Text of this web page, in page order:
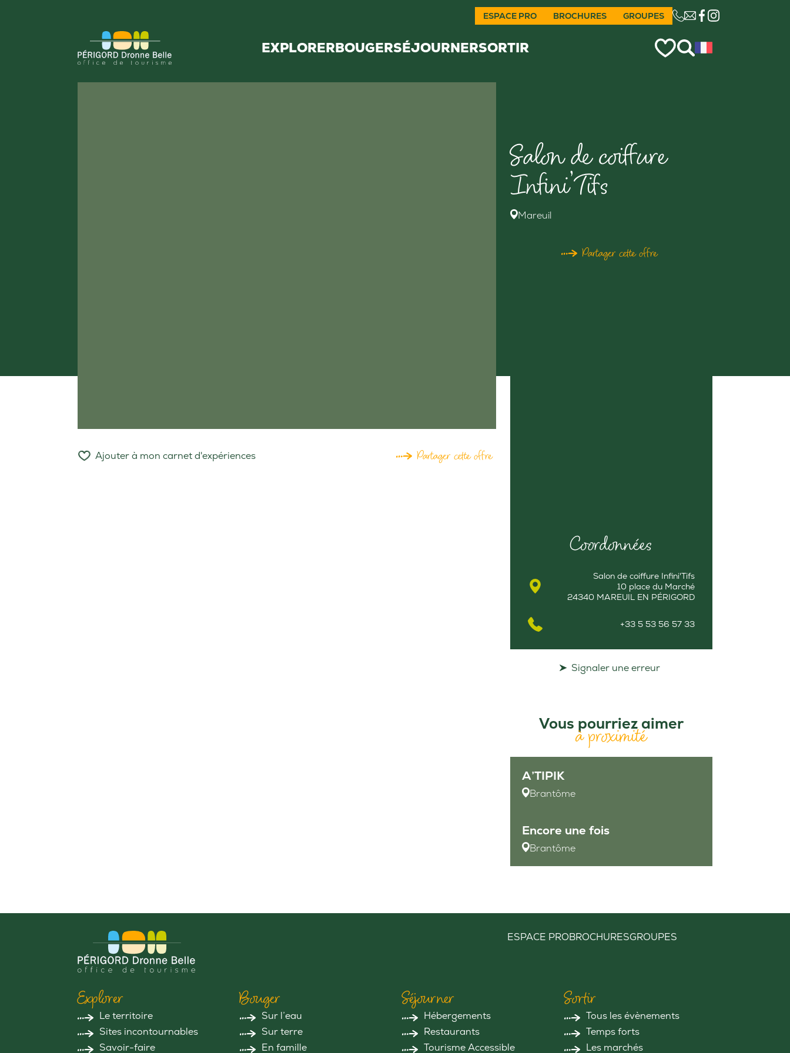
ESPACE PRO BROCHURES GROUPES CE LIEN OUVRIRA
EXPLORERBOUGERSÉJOURNERSORTIR
Salon de coiffure
Infini’Tifs
Mareuil
Partager cette offre
Ajouter à mon carnet d'expériences Partager cette offre
Coordonnées
Salon de coiffure Infini'Tifs
10 place du Marché
24340 MAREUIL EN PÉRIGORD
+33 5 53 56 57 33
Signaler une erreur
Vous pourriez aimer
à proximité
A’TIPIK
Brantôme
Encore une fois
Brantôme
ESPACE PROBROCHURESGROUPES
Explorer
Le territoire
Sites incontournables
Savoir-faire
Bouger
Sur l’eau
Sur terre
En famille
Séjourner
Hébergements
Restaurants
Tourisme Accessible
Sortir
Tous les évènements
Temps forts
Les marchés